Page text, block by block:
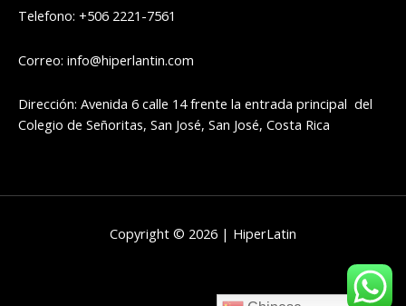
Telefono: +506 2221-7561
Correo: info@hiperlantin.com
Dirección: Avenida 6 calle 14 frente la entrada principal del
Colegio de Señoritas, San José, San José, Costa Rica
Copyright © 2026 | HiperLatin